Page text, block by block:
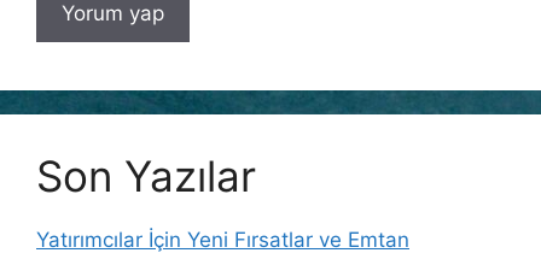
Son Yazılar
Yatırımcılar İçin Yeni Fırsatlar ve Emtan